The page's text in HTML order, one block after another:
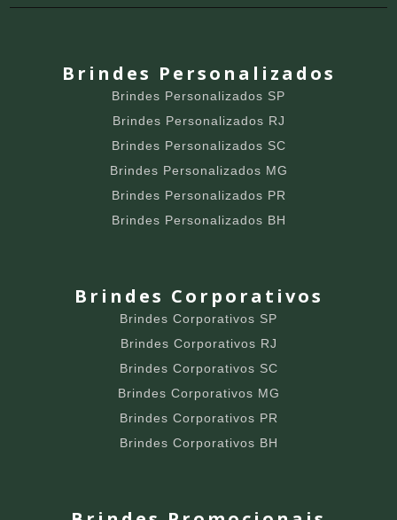
Brindes Personalizados
Brindes Personalizados SP
Brindes Personalizados RJ
Brindes Personalizados SC
Brindes Personalizados MG
Brindes Personalizados PR
Brindes Personalizados BH
Brindes Corporativos
Brindes Corporativos SP
Brindes Corporativos RJ
Brindes Corporativos SC
Brindes Corporativos MG
Brindes Corporativos PR
Brindes Corporativos BH